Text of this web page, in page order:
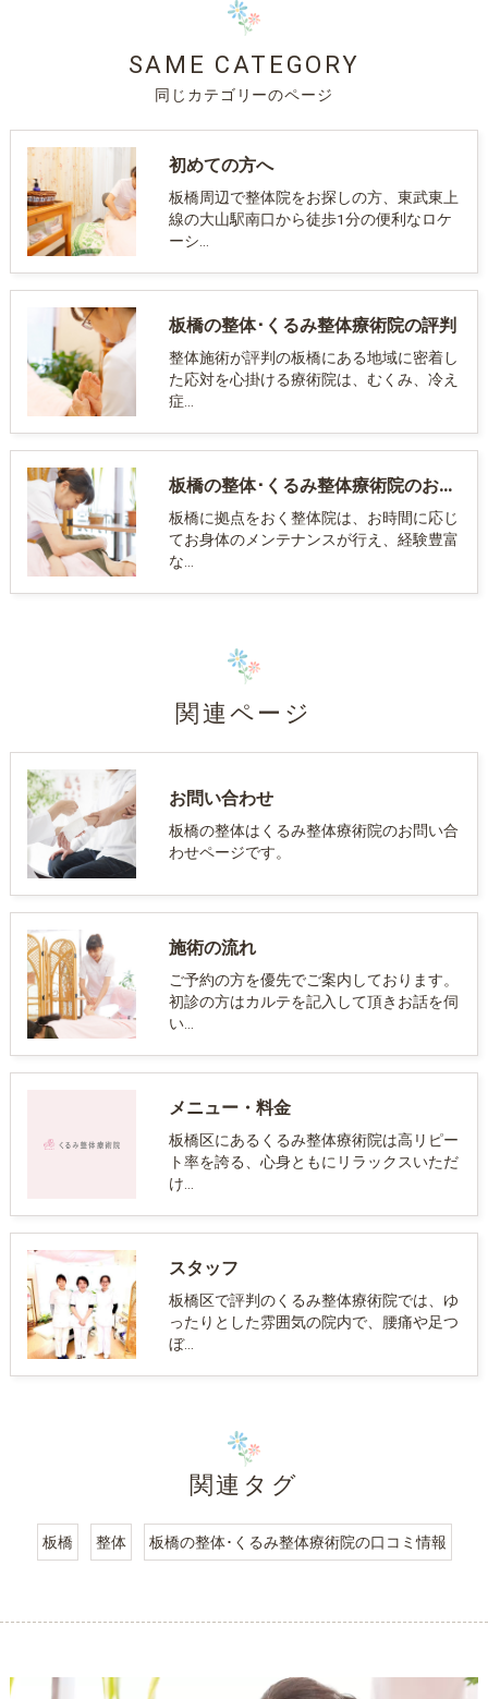
同じカテゴリーのページ
SAME CATEGORY
初めての方へ
板橋周辺で整体院をお探しの方、東武東上
線の大山駅南口から徒歩1分の便利なロケ
ーシ…
板橋の整体･くるみ整体療術院の評判
整体施術が評判の板橋にある地域に密着し
た応対を心掛ける療術院は、むくみ、冷え
症…
板橋の整体･くるみ整体療術院のお客様の声
板橋に拠点をおく整体院は、お時間に応じ
てお身体のメンテナンスが行え、経験豊富
な…
関連ページ
お問い合わせ
板橋の整体はくるみ整体療術院のお問い合
わせページです。
施術の流れ
ご予約の方を優先でご案内しております。
初診の方はカルテを記入して頂きお話を伺
い…
メニュー・料金
板橋区にあるくるみ整体療術院は高リピー
ト率を誇る、心身ともにリラックスいただ
け…
スタッフ
板橋区で評判のくるみ整体療術院では、ゆ
ったりとした雰囲気の院内で、腰痛や足つ
ぼ…
関連タグ
板橋 整体 板橋の整体･くるみ整体療術院の口コミ情報